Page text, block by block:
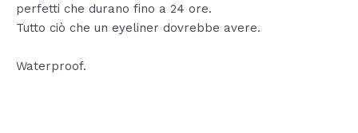
perfetti che durano fino a 24 ore.
Tutto ciò che un eyeliner dovrebbe avere.
Waterproof.